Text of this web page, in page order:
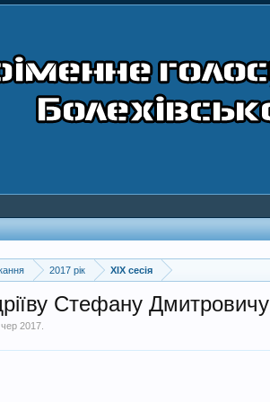
2017 рік XIX сесія
Стефану Дмитровичу
2017